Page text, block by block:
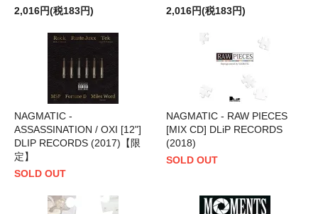
2,016円(税183円)
2,016円(税183円)
NAGMATIC -
ASSASSINATION / OXI [12"]
DLIP RECORDS (2017)【限
定】
SOLD OUT
NAGMATIC - RAW PIECES
[MIX CD] DLiP RECORDS
(2018)
SOLD OUT